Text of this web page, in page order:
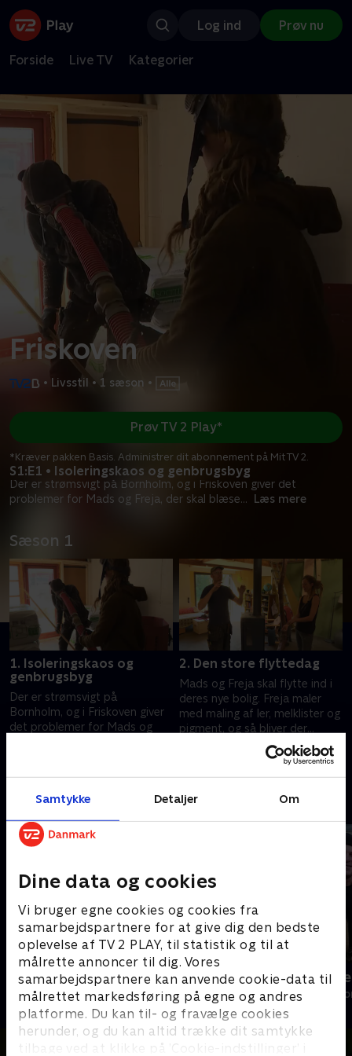
Samtykke Detaljer Om
Dine data og cookies
Vi bruger egne cookies og cookies fra
samarbejdspartnere for at give dig den bedste
oplevelse af TV 2 PLAY, til statistik og til at
målrette annoncer til dig. Vores
samarbejdspartnere kan anvende cookie-data til
målrettet markedsføring på egne og andres
platforme. Du kan til- og fravælge cookies
herunder, og du kan altid trække dit samtykke
tilbage ved at klikke på ’Cookie-indstillinger’ i
Log ind Prøv nu
Forside Live TV Kategorier
Friskoven
• Livsstil • 1 sæson •
S1:E1 • Isoleringskaos og genbrugsbyg
Der er strømsvigt på Bornholm, og i Friskoven giver det
problemer for Mads og Freja, der skal blæse... Læs mere
Prøv TV 2 Play*
*Kræver pakken Basis. Administrer dit abonnement på Mit TV 2.
Sæson 1
1. Isoleringskaos og
genbrugsbyg
Der er strømsvigt på
Bornholm, og i Friskoven giver
det problemer for Mads og
2. Den store flyttedag
Mads og Freja skal flytte ind i
deres nye bolig. Freja maler
med maling af ler, melklister og
pigment, og så bliver der
etableret spildevandsanlæg i
28. august 2024 • 27 min
Andre så også
Julelys for millioner
2022 • Livsstil • 46 min Livsstil • 3